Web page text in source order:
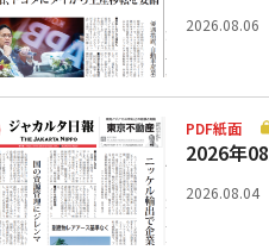
2026.08.06
PDF紙面
2026年
2026.08.04